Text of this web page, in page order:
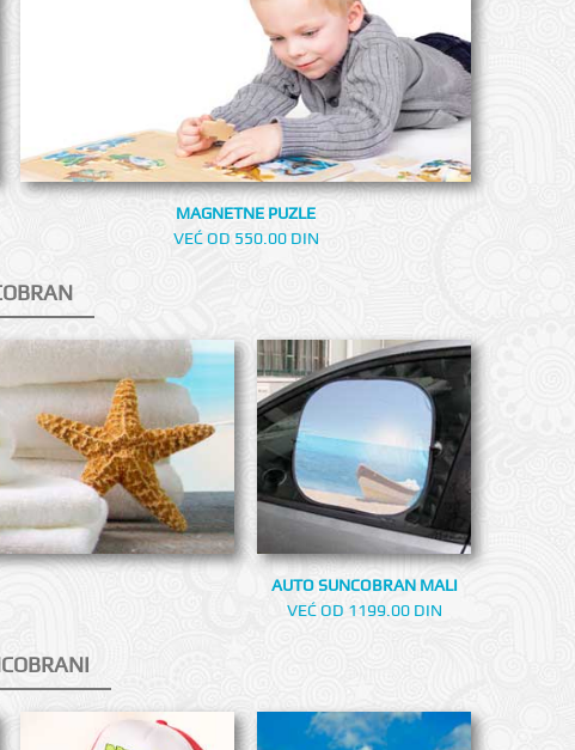
MAGNETNE PUZLE
VEĆ OD 550.00 DIN
AUTO SUNCOBRAN MALI
VEĆ OD 1199.00 DIN